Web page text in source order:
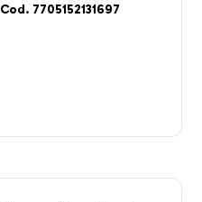
Cod. 7705152131697